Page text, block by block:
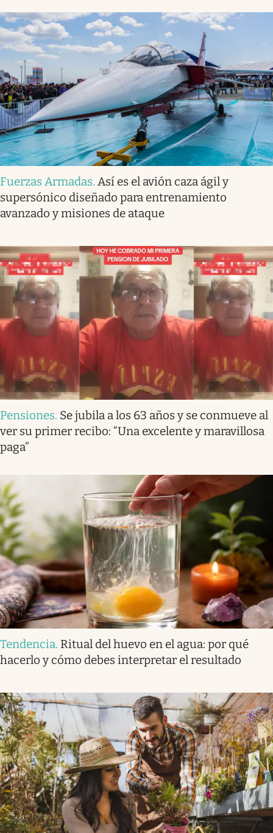
Fuerzas Armadas. Así es el avión caza ágil y
supersónico diseñado para entrenamiento
avanzado y misiones de ataque
Pensiones. Se jubila a los 63 años y se conmueve al
ver su primer recibo: “Una excelente y maravillosa
paga”
Tendencia. Ritual del huevo en el agua: por qué
hacerlo y cómo debes interpretar el resultado